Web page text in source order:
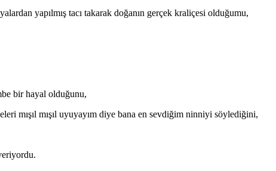
yapılmış tacı takarak doğanın gerçek kraliçesi olduğumu,
bir hayal olduğunu,
mışıl mışıl uyuyayım diye bana en sevdiğim ninniyi söylediğini,